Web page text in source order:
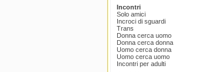
Incontri
Solo amici
Incroci di sguardi
Trans
Donna cerca uomo
Donna cerca donna
Uomo cerca donna
Uomo cerca uomo
Incontri per adulti